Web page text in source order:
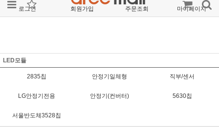
로그인 회원가입 주문조회 마이페이지
LED모듈
2835칩 안정기일체형 직부/센서
LG안정기전용 안정기(컨버터) 5630칩
서울반도체3528칩